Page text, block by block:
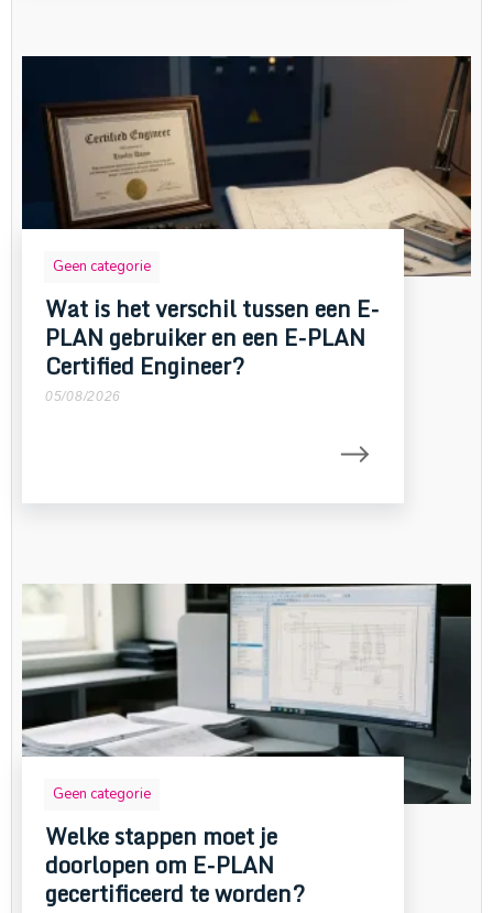
Geen categorie
Wat is het verschil tussen een E-
PLAN gebruiker en een E-PLAN
Certified Engineer?
05/08/2026
Geen categorie
Welke stappen moet je
doorlopen om E-PLAN
gecertificeerd te worden?